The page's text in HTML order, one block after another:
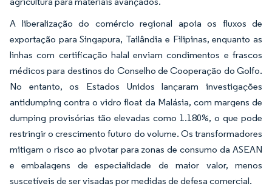
A liberalização do comércio regional apoia os fluxos de
exportação para Singapura, Tailândia e Filipinas, enquanto as
linhas com certificação halal enviam condimentos e frascos
médicos para destinos do Conselho de Cooperação do Golfo.
No entanto, os Estados Unidos lançaram investigações
antidumping contra o vidro float da Malásia, com margens de
dumping provisórias tão elevadas como 1.180%, o que pode
restringir o crescimento futuro do volume. Os transformadores
mitigam o risco ao pivotar para zonas de consumo da ASEAN
e embalagens de especialidade de maior valor, menos
suscetíveis de ser visadas por medidas de defesa comercial.